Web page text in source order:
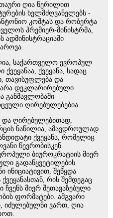
ღია წერილით
ხელმძღვანელებს -
კოშტას და რობერტა
პრემიერ-მინისტრმა,
ადმინისტრაციაში
საქართველო ევროპულ
ქვეყანა, სადაც
თავისუფლება და
დეკლარირებული
განმავლობაში
ღირებულებებია.
ღირებულებითად,
ნაწილია, ამავდროულად
ქვეყანა, რომელიც
წევრობისკენ
ბიუროკრატიის მიერ
გადაწყვეტილების
ინიციატივით, შეწყდა
რის შემდეგაც
მიერ შეთავაზებული
ფორმატები. ამგვარი
იძულებულნი ვართ, ღია